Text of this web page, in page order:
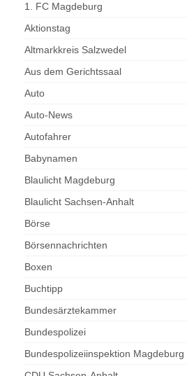
1. FC Magdeburg
Aktionstag
Altmarkkreis Salzwedel
Aus dem Gerichtssaal
Auto
Auto-News
Autofahrer
Babynamen
Blaulicht Magdeburg
Blaulicht Sachsen-Anhalt
Börse
Börsennachrichten
Boxen
Buchtipp
Bundesärztekammer
Bundespolizei
Bundespolizeiinspektion Magdeburg